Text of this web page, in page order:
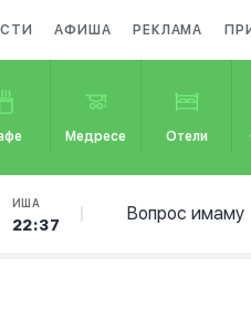
АФИША РЕКЛАМА
Медресе Отели
ИША
22:37
Вопрос имаму